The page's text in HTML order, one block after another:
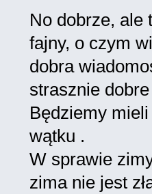
No dobrze, ale
fajny, o czym
dobra
strasznie
Będziemy
wątku .
W sprawie
zima nie jest